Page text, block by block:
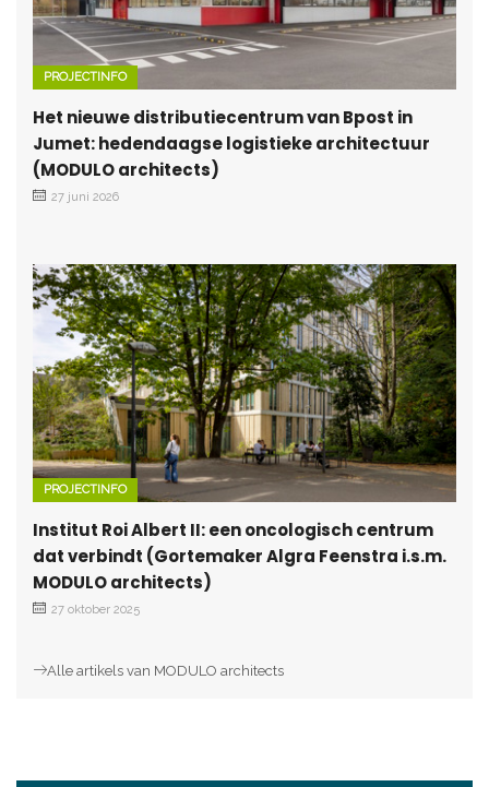
PROJECTINFO
Het nieuwe distributiecentrum van Bpost in
Jumet: hedendaagse logistieke architectuur
(MODULO architects)
27 juni 2026
PROJECTINFO
Institut Roi Albert II: een oncologisch centrum
dat verbindt (Gortemaker Algra Feenstra i.s.m.
MODULO architects)
27 oktober 2025
Alle artikels van MODULO architects